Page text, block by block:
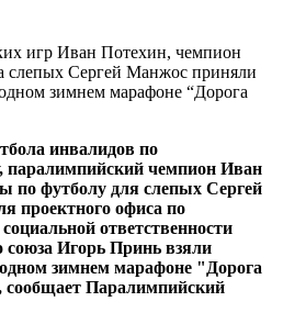
инвалидов по
паралимпийский чемпион Иван
по футболу для слепых Сергей
проектного офиса по
ответственности
союза Игорь Принь взяли
зимнем марафоне "Дорога
сообщает Паралимпийский